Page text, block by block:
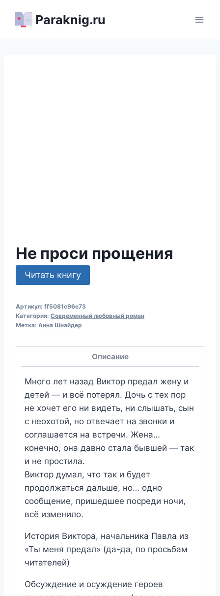
Paraknig.ru
Не проси прощения
Читать книгу
Артикул: ff5081c96e73
Категория: Современный любовный роман
Метка: Анна Шнайдер
Описание
Много лет назад Виктор предал жену и
детей — и всё потерял. Дочь с тех пор
не хочет его ни видеть, ни слышать, сын
с неохотой, но отвечает на звонки и
соглашается на встречи. Жена…
конечно, она давно стала бывшей — так
и не простила.
Виктор думал, что так и будет
продолжаться дальше, но… одно
сообщение, пришедшее посреди ночи,
всё изменило.
История Виктора, начальника Павла из
«Ты меня предал» (да-да, по просьбам
читателей)
Обсуждение и осуждение героев